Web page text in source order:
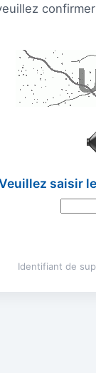
saisir
Identifiant de